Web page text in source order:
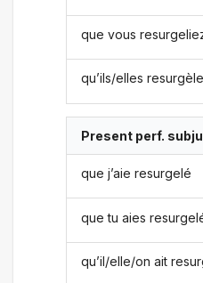
que vous
qu’ils/elles
Present perf.
que j’aie resurgelé
que tu aies
qu’il/elle/on ait